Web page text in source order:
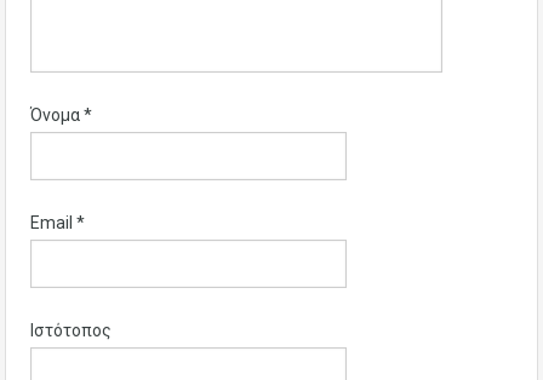
Όνομα*
Email *
Ιστότοπος